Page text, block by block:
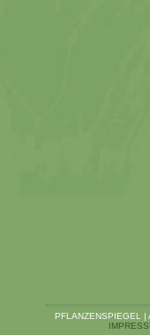
PFLANZENSPIEGEL |